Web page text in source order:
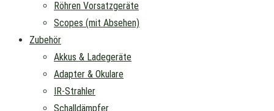
Röhren Vorsatzgeräte
Scopes (mit Absehen)
Zubehör
Akkus & Ladegeräte
Adapter & Okulare
IR-Strahler
Schalldämpfer